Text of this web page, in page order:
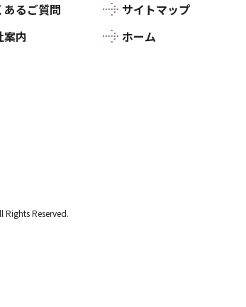
あるご質問
案内
サイトマップ
ホーム
Reserved.